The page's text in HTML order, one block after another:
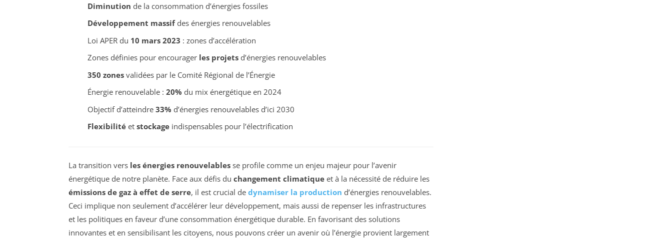
Diminution de la consommation d’énergies fossiles
Développement massifdes énergies renouvelables
Loi APER du 10 mars 2023 : zones d’accélération
Zones définies pour encourager les projetsd’énergies renouvelables
350 zonesvalidées par le Comité Régional de l’Énergie
Énergie renouvelable : 20% du mix énergétique en 2024
Objectif d’atteindre 33% d’énergies renouvelables d’ici 2030
Flexibilitéet stockageindispensables pour l’électrification
La transition vers les énergies renouvelables se profile comme un enjeu majeur pour l’avenir
énergétique de notre planète. Face aux défis du changement climatique et à la nécessité de réduire les
émissions de gaz à effet de serre, il est crucial de dynamiser la production d’énergies renouvelables.
Ceci implique non seulement d’accélérer leur développement, mais aussi de repenser les infrastructures
et les politiques en faveur d’une consommation énergétique durable. En favorisant des solutions
innovantes et en sensibilisant les citoyens, nous pouvons créer un avenir où l’énergie provient largement